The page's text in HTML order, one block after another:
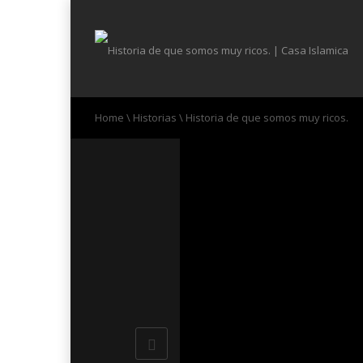
Home \ Historias \ Historia de que somos muy ricos.